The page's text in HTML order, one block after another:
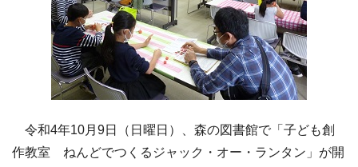
令和4年10月9日（日曜日）、森の図書館で「子ども創
作教室 ねんどでつくるジャック・オー・ランタン」が開